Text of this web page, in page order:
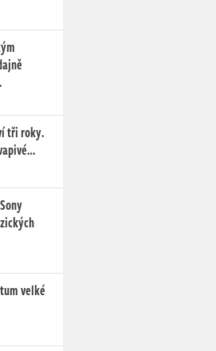
tři roky.
velké